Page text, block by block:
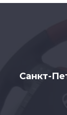
Санкт-